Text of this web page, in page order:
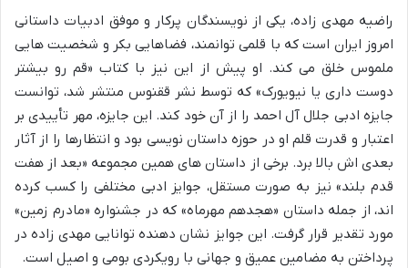
راضیه مهدی زاده، یکی از نویسندگان پرکار و موفق ادبیات داستانی
امروز ایران است که با قلمی توانمند، فضاهایی بکر و شخصیت هایی
ملموس خلق می کند. او پیش از این نیز با کتاب «قم رو بیشتر
دوست داری یا نیویورک» که توسط نشر ققنوس منتشر شد، توانست
جایزه ادبی جلال آل احمد را از آن خود کند. این جایزه، مهر تأییدی بر
اعتبار و قدرت قلم او در حوزه داستان نویسی بود و انتظارها را از آثار
بعدی اش بالا برد. برخی از داستان های همین مجموعه «بعد از هفت
قدم بلند» نیز به صورت مستقل، جوایز ادبی مختلفی را کسب کرده
اند، از جمله داستان «هجدهم مهرماه» که در جشنواره «مادرم زمین»
مورد تقدیر قرار گرفت. این جوایز نشان دهنده توانایی مهدی زاده در
پرداختن به مضامین عمیق و جهانی با رویکردی بومی و اصیل است.